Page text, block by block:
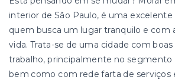
interior de São Paulo, é uma excelente
quem busca um lugar tranquilo e com
vida. Trata-se de uma cidade com
trabalho, principalmente no segmento
bem como com rede farta de serviços